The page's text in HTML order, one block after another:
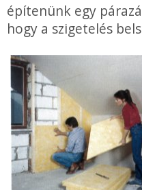
építenünk egy
hogy a szigetelés